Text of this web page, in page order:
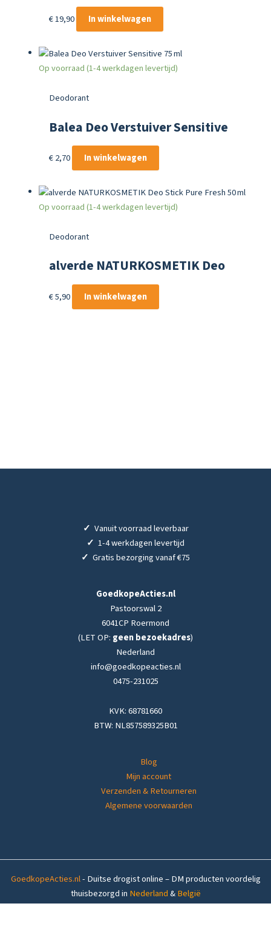
100 ml
€19,90 In winkelwagen
Op voorraad (1-4 werkdagen levertijd)
Deodorant
Balea Deo Verstuiver Sensitive
75 ml
€2,70 In winkelwagen
Op voorraad (1-4 werkdagen levertijd)
Deodorant
alverde NATURKOSMETIK Deo
Stick Pure Fresh 50 ml
€5,90 In winkelwagen
✓ Vanuit voorraad leverbaar
✓ 1-4 werkdagen levertijd
✓ Gratis bezorging vanaf €75
GoedkopeActies.nl
Pastoorswal 2
6041CP Roermond
(LET OP: geen bezoekadres)
Nederland
info@goedkopeacties.nl
0475-231025
KVK: 68781660
BTW: NL857589325B01
Blog
Mijn account
Verzenden & Retourneren
Algemene voorwaarden
GoedkopeActies.nl- Duitse drogist online – DM producten voordelig
thuisbezorgd in Nederland&België